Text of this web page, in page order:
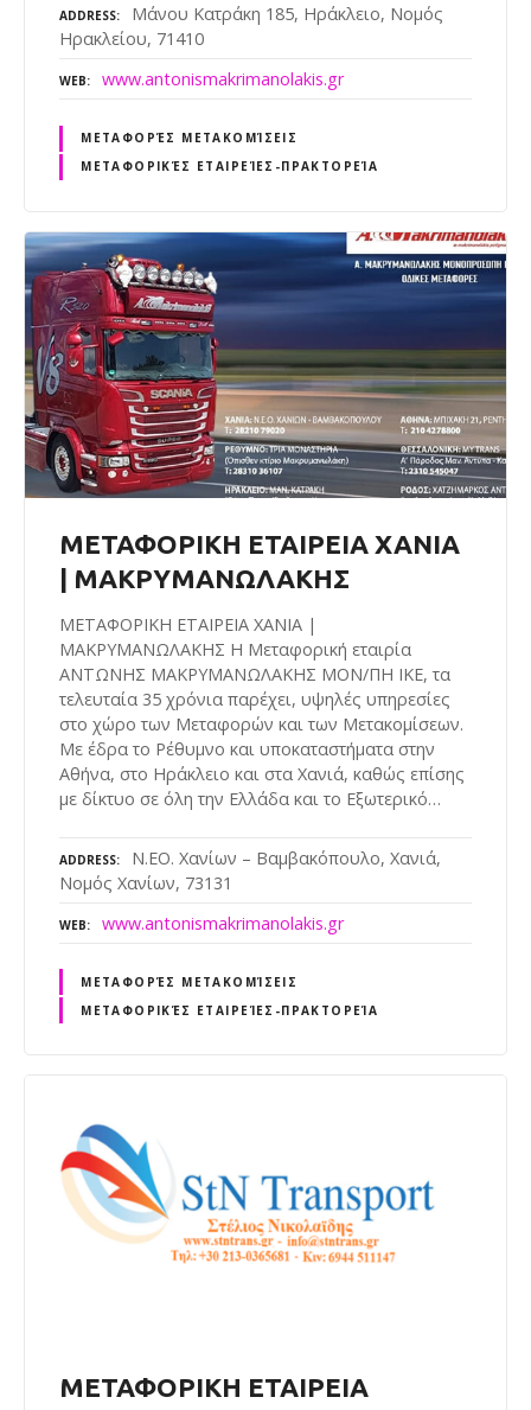
ADDRESS
Μάνου Κατράκη 185, Ηράκλειο, Νομός
Ηρακλείου, 71410
WEB www.antonismakrimanolakis.gr
ΜΕΤΑΦΟΡΈΣ ΜΕΤΑΚΟΜΊΣΕΙΣ
ΜΕΤΑΦΟΡΙΚΈΣ ΕΤΑΙΡΕΊΕΣ-ΠΡΑΚΤΟΡΕΊΑ
ΜΕΤΑΦΟΡΙΚΗ ΕΤΑΙΡΕΙΑ ΧΑΝΙΑ
| ΜΑΚΡΥΜΑΝΩΛΑΚΗΣ
ΜΕΤΑΦΟΡΙΚΗ ΕΤΑΙΡΕΙΑ ΧΑΝΙΑ |
ΜΑΚΡΥΜΑΝΩΛΑΚΗΣ Η Μεταφορική εταιρία
ΑΝΤΩΝΗΣ ΜΑΚΡΥΜΑΝΩΛΑΚΗΣ ΜΟΝ/ΠΗ ΙΚΕ, τα
τελευταία 35 χρόνια παρέχει, υψηλές υπηρεσίες
στο χώρο των Μεταφορών και των Μετακομίσεων.
Με έδρα το Ρέθυμνο και υποκαταστήματα στην
Αθήνα, στο Ηράκλειο και στα Χανιά, καθώς επίσης
με δίκτυο σε όλη την Ελλάδα και το Εξωτερικό…
ADDRESS
Ν.ΕΟ. Χανίων – Βαμβακόπουλο, Χανιά,
Νομός Χανίων, 73131
WEB www.antonismakrimanolakis.gr
ΜΕΤΑΦΟΡΈΣ ΜΕΤΑΚΟΜΊΣΕΙΣ
ΜΕΤΑΦΟΡΙΚΈΣ ΕΤΑΙΡΕΊΕΣ-ΠΡΑΚΤΟΡΕΊΑ
ΜΕΤΑΦΟΡΙΚΗ ΕΤΑΙΡΕΙΑ